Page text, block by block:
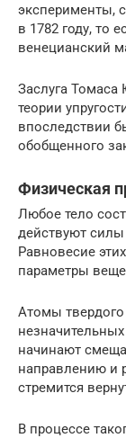
эксперименты,
в 1782 году, то
венецианский
Заслуга Томаса
теории
впоследствии
обобщенного
Физическая
Любое тело
действуют
Равновесие
параметры
Атомы
начинают
направлению и
стремится
В процессе